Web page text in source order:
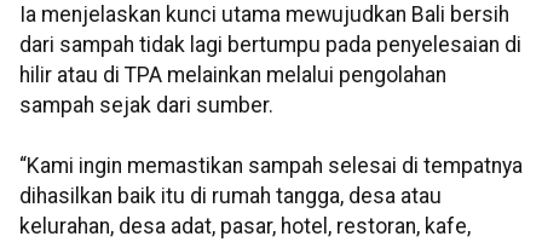
Ia menjelaskan kunci utama mewujudkan Bali bersih
dari sampah tidak lagi bertumpu pada penyelesaian di
hilir atau di TPA melainkan melalui pengolahan
sampah sejak dari sumber.
“Kami ingin memastikan sampah selesai di tempatnya
dihasilkan baik itu di rumah tangga, desa atau
kelurahan, desa adat, pasar, hotel, restoran, kafe,